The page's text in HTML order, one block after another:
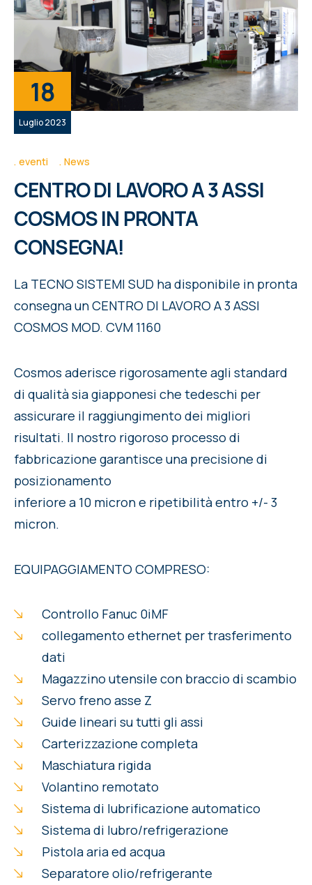
18
Luglio 2023
eventi News
CENTRO DI LAVORO A 3 ASSI
COSMOS IN PRONTA
CONSEGNA!
La TECNO SISTEMI SUD ha disponibile in pronta
consegna un CENTRO DI LAVORO A 3 ASSI
COSMOS MOD. CVM 1160
Cosmos aderisce rigorosamente agli standard
di qualità sia giapponesi che tedeschi per
assicurare il raggiungimento dei migliori
risultati. Il nostro rigoroso processo di
fabbricazione garantisce una precisione di
posizionamento
inferiore a 10 micron e ripetibilità entro +/- 3
micron.
EQUIPAGGIAMENTO COMPRESO:
Controllo Fanuc 0iMF
collegamento ethernet per trasferimento
dati
Magazzino utensile con braccio di scambio
Servo freno asse Z
Guide lineari su tutti gli assi
Carterizzazione completa
Maschiatura rigida
Volantino remotato
Sistema di lubrificazione automatico
Sistema di lubro/refrigerazione
Pistola aria ed acqua
Separatore olio/refrigerante